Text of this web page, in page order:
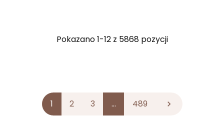
Pokazano 1-12 z 5868 pozycji
1 2 3 … 489 